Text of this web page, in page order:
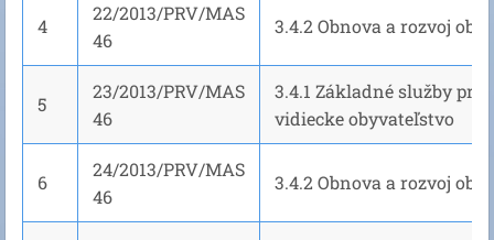
4
22/2013/PRV/MAS
46
3.4.2 Obnova a rozvoj obcí
5
23/2013/PRV/MAS
46
3.4.1 Základné služby pre
vidiecke obyvateľstvo
6
24/2013/PRV/MAS
46
3.4.2 Obnova a rozvoj obcí